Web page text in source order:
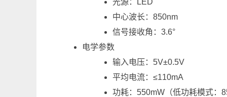
光源：LED
中心波长：850nm
信号接收角：3.6°
电学参数
输入电压：5V±0.5V
平均电流：≤110mA
功耗：550mW（低功耗模式：